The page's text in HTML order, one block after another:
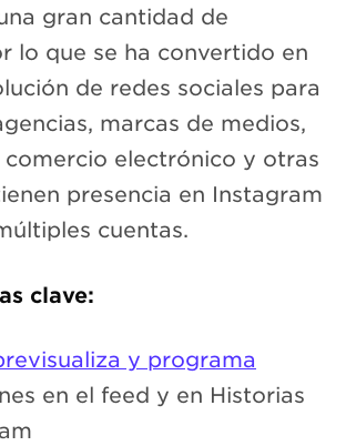
gran cantidad de
lo que se ha convertido en
de redes sociales para
marcas de medios,
comercio electrónico y otras
presencia en Instagram
cuentas.
clave:
y programa
en el feed y en Historias